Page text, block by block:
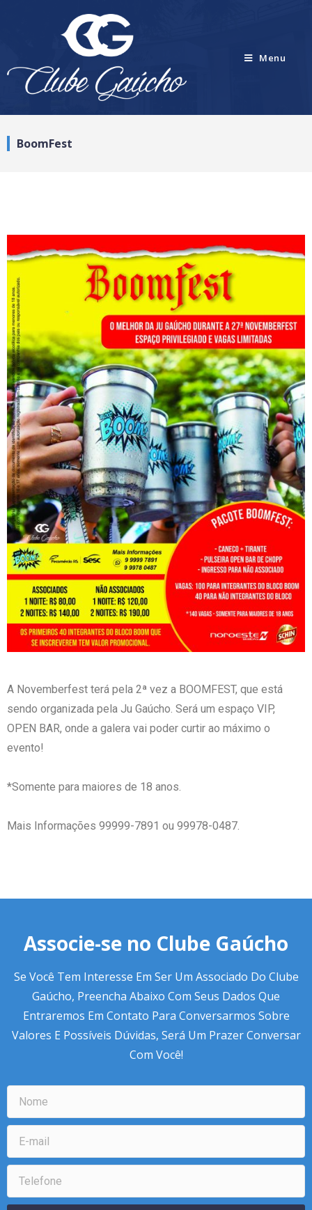
Menu
BoomFest
A Novemberfest terá pela 2ª vez a BOOMFEST, que está
sendo organizada pela Ju Gaúcho. Será um espaço VIP,
OPEN BAR, onde a galera vai poder curtir ao máximo o
evento!
*Somente para maiores de 18 anos.
Mais Informações 99999-7891 ou 99978-0487.
Associe-se no Clube Gaúcho
Se Você Tem Interesse Em Ser Um Associado Do Clube
Gaúcho, Preencha Abaixo Com Seus Dados Que
Entraremos Em Contato Para Conversarmos Sobre
Valores E Possíveis Dúvidas, Será Um Prazer Conversar
Com Você!